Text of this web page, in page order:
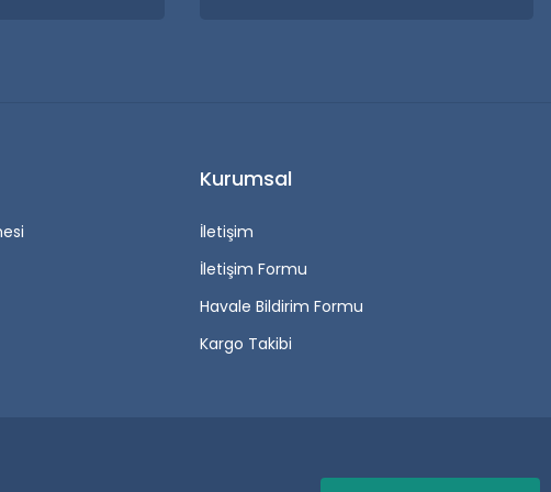
Kurumsal
İletişim
İletişim Formu
Havale Bildirim Formu
Kargo Takibi